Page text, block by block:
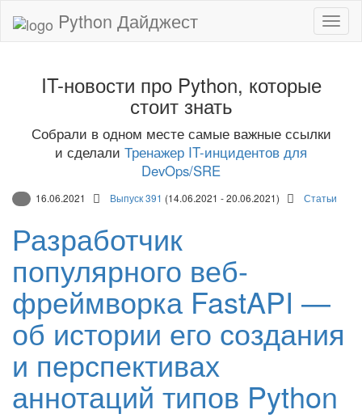
Python Дайджест
IT-новости про Python, которые
стоит знать
Собрали в одном месте самые важные ссылки
и сделали Тренажер IT-инцидентов для
DevOps/SRE
16.06.2021 Выпуск 391 (14.06.2021 - 20.06.2021) Статьи
Разработчик
популярного веб-
фреймворка FastAPI —
об истории его создания
и перспективах
аннотаций типов Python